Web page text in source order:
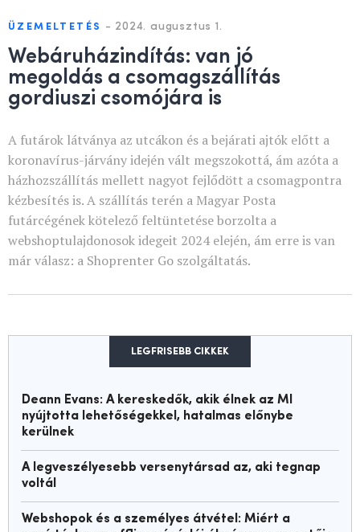
ÜZEMELTETÉS - 2024. augusztus 1.
Webáruházindítás: van jó
megoldás a csomagszállítás
gordiuszi csomójára is
A futárok látványa az utcákon és a bejárati ajtók előtt a
koronavírus-járvány idején vált megszokottá, ám azóta a
házhozszállítás mellett nagyot fejlődött a csomagpontra
kézbesítés is. A szállítás terén a Magyar Posta
futárcégének kötelező feltüntetése borzolta a
webshoptulajdonosok idegeit 2024 elején, ám erre is van
már válasz: a Shoprenter Go szolgáltatás.
LEGFRISEBB CIKKEK
Deann Evans: A kereskedők, akik élnek az MI
nyújtotta lehetőségekkel, hatalmas előnybe
kerülnek
A legveszélyesebb versenytársad az, aki tegnap
voltál
Webshopok és a személyes átvétel: Miért a